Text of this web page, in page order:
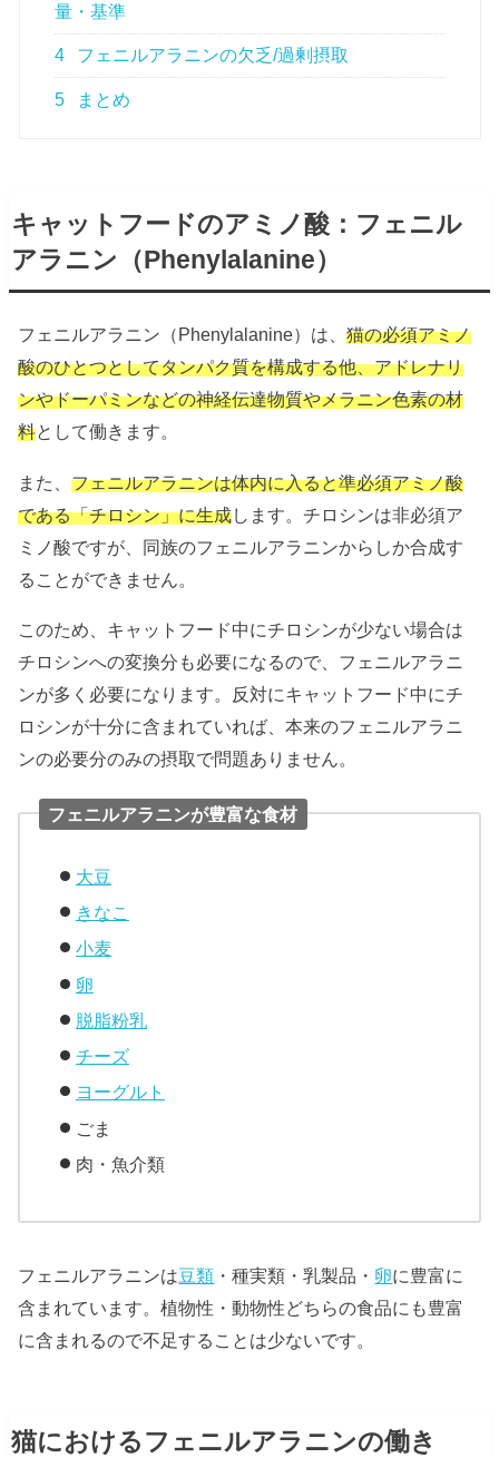
量・基準
4 フェニルアラニンの欠乏/過剰摂取
5 まとめ
キャットフードのアミノ酸：フェニル
アラニン（Phenylalanine）
フェニルアラニン（Phenylalanine）は、猫の必須アミノ
酸のひとつとしてタンパク質を構成する他、アドレナリ
ンやドーパミンなどの神経伝達物質やメラニン色素の材
料として働きます。
また、フェニルアラニンは体内に入ると準必須アミノ酸
である「チロシン」に生成します。チロシンは非必須ア
ミノ酸ですが、同族のフェニルアラニンからしか合成す
ることができません。
このため、キャットフード中にチロシンが少ない場合は
チロシンへの変換分も必要になるので、フェニルアラニ
ンが多く必要になります。反対にキャットフード中にチ
ロシンが十分に含まれていれば、本来のフェニルアラニ
ンの必要分のみの摂取で問題ありません。
フェニルアラニンが豊富な食材
大豆
きなこ
小麦
卵
脱脂粉乳
チーズ
ヨーグルト
ごま
肉・魚介類
フェニルアラニンは豆類 ・種実類・乳製品・ 卵に豊富に
含まれています。植物性・動物性どちらの食品にも豊富
に含まれるので不足することは少ないです。
猫におけるフェニルアラニンの働き